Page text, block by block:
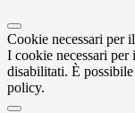
Cookie necessari per
I cookie necessari per
disabilitati. È
policy.